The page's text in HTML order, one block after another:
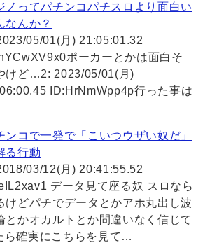
ノってパチンコパチスロより面白い
なんか？
05/01(月) 21:05:01.32
ポーカーとかは面白そ
けど…2: 2023/05/01(月)
ID:HrNmWpp4p行った事は
ンコで一発で「こいつウザい奴だ」
る行動
03/12(月) 20:41:55.52
データ見て座る奴 スロなら
けどパチでデータとかアホ丸出し波
とかオカルトとか間違いなく信じて
ら確実にこちらを見て…